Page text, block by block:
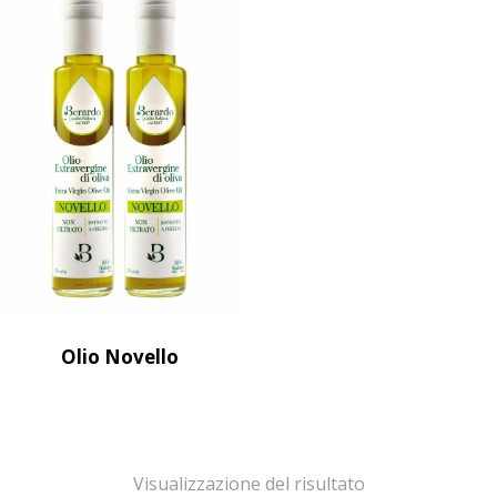
Olio Novello
Visualizzazione del risultato